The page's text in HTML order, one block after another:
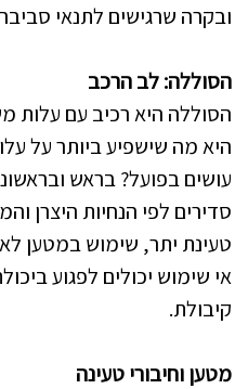
ובקרה שרגישים לתנאי
הסוללה: לב הרכב
הסוללה היא רכיב עם עלות
היא מה שישפיע ביותר על
עושים בפועל? בראש
סדירים לפי הנחיות היצרן
טעינת יתר, שימוש במטען
אי שימוש יכולים לפגוע
קיבולת.
מטען וחיבורי טעינה